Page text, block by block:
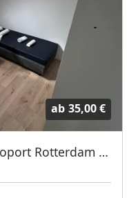
ab 35,00 €
Kwatery Pracownicze Europort Rotterdam i Okolice